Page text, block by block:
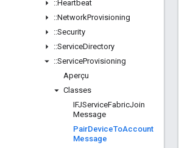
::Heartbeat
::NetworkProvisioning
::Security
::ServiceDirectory
::ServiceProvisioning
Aperçu
Classes
IFJServiceFabricJoin
Message
PairDeviceToAccount
Message